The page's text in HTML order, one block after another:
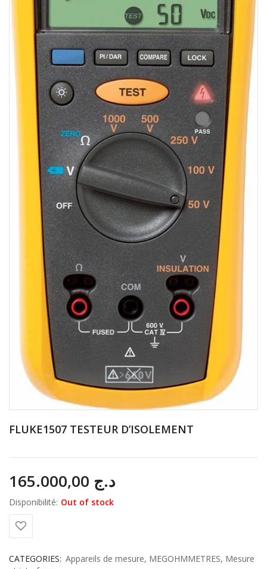
FLUKE1507 TESTEUR D’ISOLEMENT
د.ج
Disponibilité: Out of stock
CATEGORIES: Appareils de mesure, MEGOHMMETRES, Mesure